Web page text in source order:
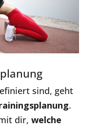
sind, geht
.
dir, welche